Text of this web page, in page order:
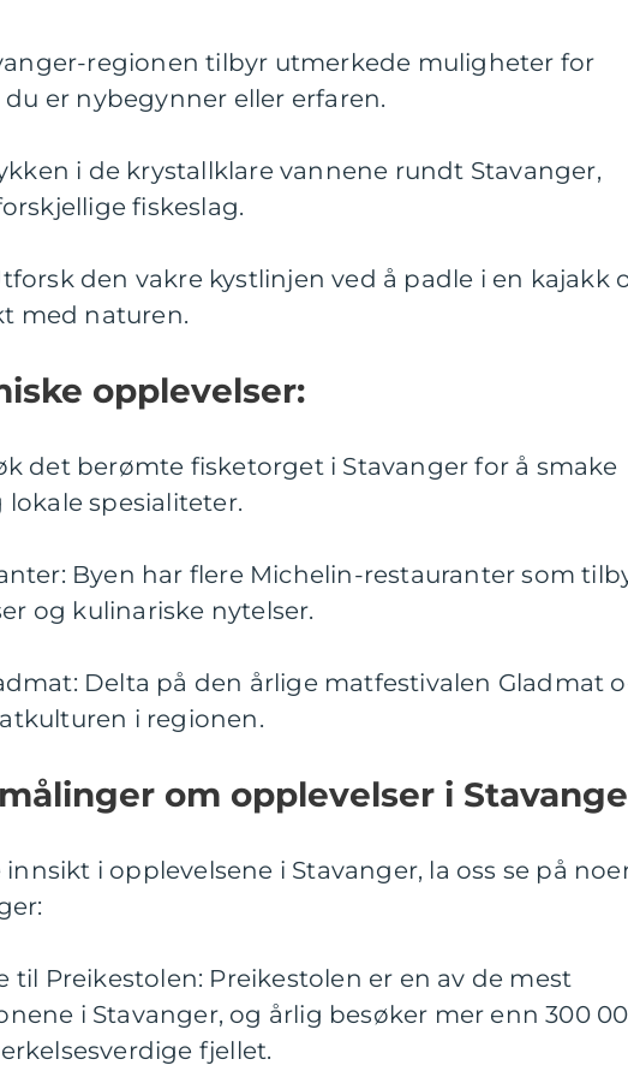
regionen tilbyr utmerkede muligheter for
er nybegynner eller erfaren.
i de krystallklare vannene rundt Stavanger,
fiskeslag.
den vakre kystlinjen ved å padle i en kajakk
med naturen.
opplevelser:
det berømte fisketorget i Stavanger for å smake
spesialiteter.
Byen har flere Michelin-restauranter som
og kulinariske nytelser.
Delta på den årlige matfestivalen Gladmat
i regionen.
om opplevelser i
i opplevelsene i Stavanger, la oss se på
til Preikestolen: Preikestolen er en av de mest
i Stavanger, og årlig besøker mer enn 300
fjellet.